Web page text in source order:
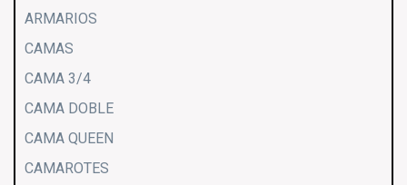
ARMARIOS
CAMAS
CAMA 3/4
CAMA DOBLE
CAMA QUEEN
CAMAROTES